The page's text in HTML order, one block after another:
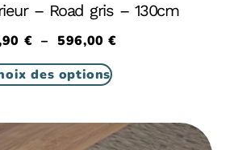
– Road gris – 130cm
€ – 596,00€
des options